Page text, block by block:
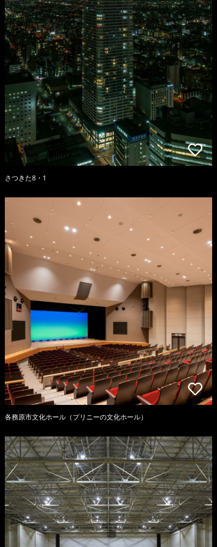
さつきた8・1
各務原市文化ホール（プリニーの文化ホール）